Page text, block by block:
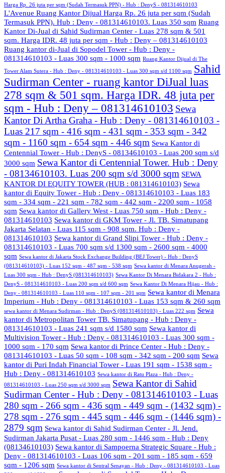
Harga Rp. 26 juta per sqm (Sudah Termasuk PPN) - Hub : DenyS - 081314610103
L'Avenue Ruang Kantor Dijual Harga Rp. 26 juta per sqm (Sudah
Termasuk PPN). Hub : Deny - 081314610103. Luas 350 sqm Ruang
Kantor Di-Jual di Sahid Sudirman Center - Luas 278 sqm & 501
sqm. Harga IDR. 48 juta per sqm - Hub : Deny – 081314610103
Ruang kantor di-Jual di Sopodel Tower - Hub : Deny -
081314610103 - Luas 300 sqm - 1000 sqm Ruang Kantor Dijual di The
Tower Alam Sutera - Hub : Deny - 081314610103 - Luas 300 sqm s/d 1100 sqm Sahid
Sudirman Center - ruang kantor DiJual luas
278 sqm & 501 sqm. Harga IDR. 48 juta per
sqm - Hub : Deny – 081314610103 Sewa
Kantor Di Artha Graha - Hub : Deny - 081314610103 -
Luas 217 sqm - 416 sqm - 431 sqm - 353 sqm - 342
sqm - 1160 sqm - 654 sqm - 446 sqm Sewa Kantor di
Centennial Tower - Hub : DenyS - 08134610103 - Luas 200 sqm s/d
3000 sqm Sewa Kantor di Centennial Tower. Hub : Deny
- 08134610103. Luas 200 sqm s/d 3000 sqm SEWA
KANTOR DI EQUITY TOWER (HUB : 081314610103) Sewa
kantor di Equity Tower - Hub : Deny - 081314610103 - Luas 183
sqm - 334 sqm - 221 sqm - 782 sqm - 442 sqm - 2200 sqm - 1058
sqm Sewa kantor di Gallery West - Luas 750 sqm - Hub : Deny -
081314610103 Sewa kantor di GKM Tower - Jl. TB. Simatupang
Jakarta Selatan - Luas 115 sqm - 908 sqm. Hub : Deny -
081314610103 Sewa kantor di Grand Slipi Tower - Hub : Deny -
081314610103 - Luas 700 sqm s/d 1300 sqm - 2600 sqm - 4000
sqm Sewa kantor di Jakarta Stock Exchange Building (BEJ Tower) - Hub : DenyS
(081314610103) - Luas 152 sqm - 487 sqm - 538 sqm Sewa kantor di Menara Anugerah -
Luas 300 sqm - Hub : DenyS (081314610103) Sewa Kantor Di Menara Bidakara 2 - Hub :
DenyS - 081314610103 - Luas 200 sqm s/d 600 sqm Sewa Kantor Di Menara Hijau - Hub :
Deny - 081314610103 - Luas 110 sqm - 107 sqm - 201 sqm Sewa kantor di Menara
Imperium - Hub : Deny - 081314610103 - Luas 153 sqm & 260 sqm
sewa kantor di Menara Sudirman - Hub : DenyS (081314610103) - Luas 222 sqm Sewa
kantor di Metropolitan Tower TB. Simatupang - Hub : Deny -
081314610103 - Luas 241 sqm s/d 1580 sqm Sewa kantor di
Multivision Tower - Hub : Deny - 081314610103 - Luas 300 sqm -
1000 sqm - 170 sqm Sewa kantor di Prince Center - Hub : Deny -
081314610103 - Luas 50 sqm - 108 sqm - 342 sqm - 200 sqm Sewa
kantor di Puri Indah Financial Tower - Luas 191 sqm - 1538 sqm -
Hub : Deny - 081314610103 Sewa kantor di Ratu Plaza - Hub : Deny -
081314610103 - Luas 250 sqm s/d 3000 sqm Sewa Kantor di Sahid
Sudirman Center - Hub : Deny - 081314610103 - Luas
280 sqm - 266 sqm - 436 sqm - 449 sqm - (1432 sqm) -
278 sqm - 276 sqm - 445 sqm - 446 sqm - (1446 sqm) -
2879 sqm Sewa kantor di Sahid Sudirman Center - Jl. Jend.
Sudirman Jakarta Pusat - Luas 280 sqm - 1446 sqm - Hub : Deny
(08134610103) Sewa kantor di Sampoerna Strategic Square - Hub :
Deny - 081314610103 - Luas 106 sqm - 201 sqm - 185 sqm - 659
sqm - 1206 sqm Sewa kantor di Sentral Senayan - Hub : Deny - 081314610103 - Luas